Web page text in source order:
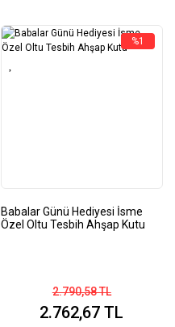
%1
Babalar Günü Hediyesi İsme
Özel Oltu Tesbih Ahşap Kutu
2.790,58 TL
2.762,67 TL